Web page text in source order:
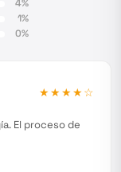
4%
1%
0%
★★★★☆
El proceso de